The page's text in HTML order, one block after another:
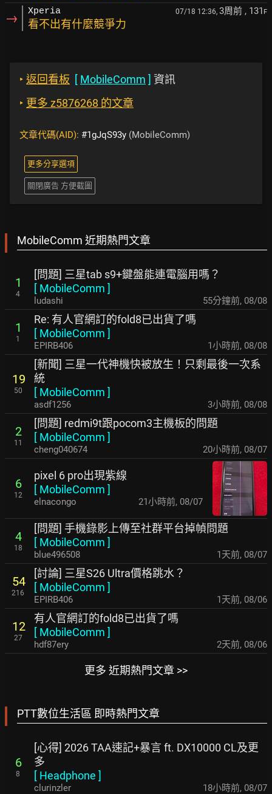
→ Xperia 07/18 12:36, 3周前 , 131 F
看不出有什麼競爭力
‣ 返回看板 [ MobileComm ] 資訊
‣ 更多 z5876268 的文章
文章代碼(AID): #1gJqS93y (MobileComm)
更多分享選項
關閉廣告 方便截圖
MobileComm 近期熱門文章
1
4
[問題] 三星tab s9+鍵盤能連電腦用嗎？
[ MobileComm ]
ludashi 55分鐘前, 08/08
1
1
Re: 有人官網訂的fold8已出貨了嗎
[ MobileComm ]
EPIRB406 1小時前, 08/08
19
50
[新聞] 三星一代神機快被放生！只剩最後一次系
統
[ MobileComm ]
asdf1256 3小時前, 08/08
2
11
[問題] redmi9t跟pocom3主機板的問題
[ MobileComm ]
cheng040674 20小時前, 08/07
6
12
pixel 6 pro出現紫線
[ MobileComm ]
elnacongo 21小時前, 08/07
4
18
[問題] 手機錄影上傳至社群平台掉幀問題
[ MobileComm ]
blue496508 1天前, 08/07
54
216
[討論] 三星S26 Ultra價格跳水？
[ MobileComm ]
EPIRB406 1天前, 08/06
12
27
有人官網訂的fold8已出貨了嗎
[ MobileComm ]
hdf87ery 2天前, 08/06
更多 近期熱門文章 >>
PTT數位生活區 即時熱門文章
6
8
[心得] 2026 TAA速記+暴言 ft. DX10000 CL及更
多
[ Headphone ]
clurinzler 18小時前, 08/07